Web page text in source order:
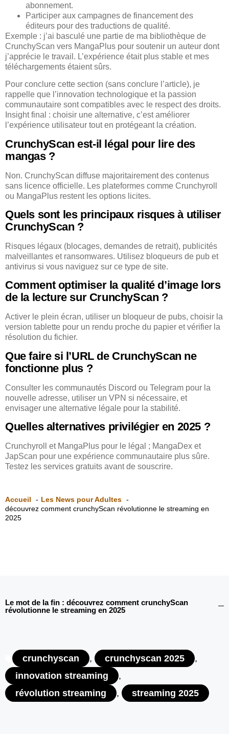
abonnement.
Participer aux campagnes de financement des
éditeurs pour des traductions de qualité.
Exemple : j’ai basculé une partie de ma bibliothèque de
CrunchyScan vers MangaPlus pour soutenir un auteur dont
j’apprécie le travail. L’expérience était plus stable et mes
téléchargements étaient sûrs.
Pour conclure cette section (sans conclure l’article), je
rappelle que l’innovation technologique et la passion
communautaire sont compatibles avec le respect des droits.
Insight final : choisir une alternative, c’est améliorer
l’expérience utilisateur tout en protégeant la création.
CrunchyScan est-il légal pour lire des
mangas ?
Non. CrunchyScan diffuse majoritairement des contenus
sans licence officielle. Les plateformes comme Crunchyroll
ou MangaPlus restent les options licites.
Quels sont les principaux risques à utiliser
CrunchyScan ?
Risques légaux (blocages, demandes de retrait), publicités
malveillantes et ransomwares. Utilisez bloqueurs de pub et
antivirus si vous naviguez sur ce type de site.
Comment optimiser la qualité d’image lors
de la lecture sur CrunchyScan ?
Activer le plein écran, utiliser un bloqueur de pubs, choisir la
version tablette pour un rendu proche du papier et vérifier la
résolution du fichier.
Que faire si l’URL de CrunchyScan ne
fonctionne plus ?
Consulter les communautés Discord ou Telegram pour la
nouvelle adresse, utiliser un VPN si nécessaire, et
envisager une alternative légale pour la stabilité.
Quelles alternatives privilégier en 2025 ?
Crunchyroll et MangaPlus pour le légal ; MangaDex et
JapScan pour une expérience communautaire plus sûre.
Testez les services gratuits avant de souscrire.
Accueil
Les News pour Adultes
découvrez comment crunchyScan révolutionne le streaming en
2025
Le mot de la fin : découvrez comment crunchyScan
révolutionne le streaming en 2025
crunchyscan , crunchyscan 2025
,
innovation streaming
,
révolution streaming
, streaming 2025